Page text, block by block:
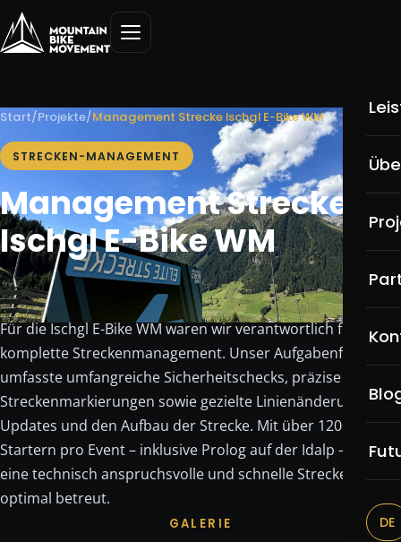
DE
Start/Projekte/Management Strecke Ischgl E-Bike WM
STRECKEN-MANAGEMENT
Management Strecke
Ischgl E-Bike WM
Für die Ischgl E-Bike WM waren wir verantwortlich für das
komplette Streckenmanagement. Unser Aufgabenfeld
umfasste umfangreiche Sicherheitschecks, präzise
Streckenmarkierungen sowie gezielte Linienänderungen,
Updates und den Aufbau der Strecke. Mit über 1200
Startern pro Event – inklusive Prolog auf der Idalp – wird
eine technisch anspruchsvolle und schnelle Strecke
optimal betreut.
GALERIE